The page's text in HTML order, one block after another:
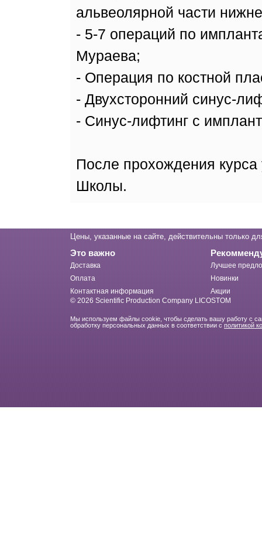
альвеолярной части
- 5-7 операций по
Мураева;
- Операция по костной
- Двухсторонний синус-
- Синус-лифтинг с
После прохождения
Школы.
Цены, указанные на сайте, действительны только
Это важно
Доставка
Оплата
Контактная информация
Лучшее
Новинки
Акции
© 2026 Scientific Production Company LICOSTOM
Мы используем файлы cookie, чтобы сделать вашу работу с
обработку персональных данных в соответствии с политикой